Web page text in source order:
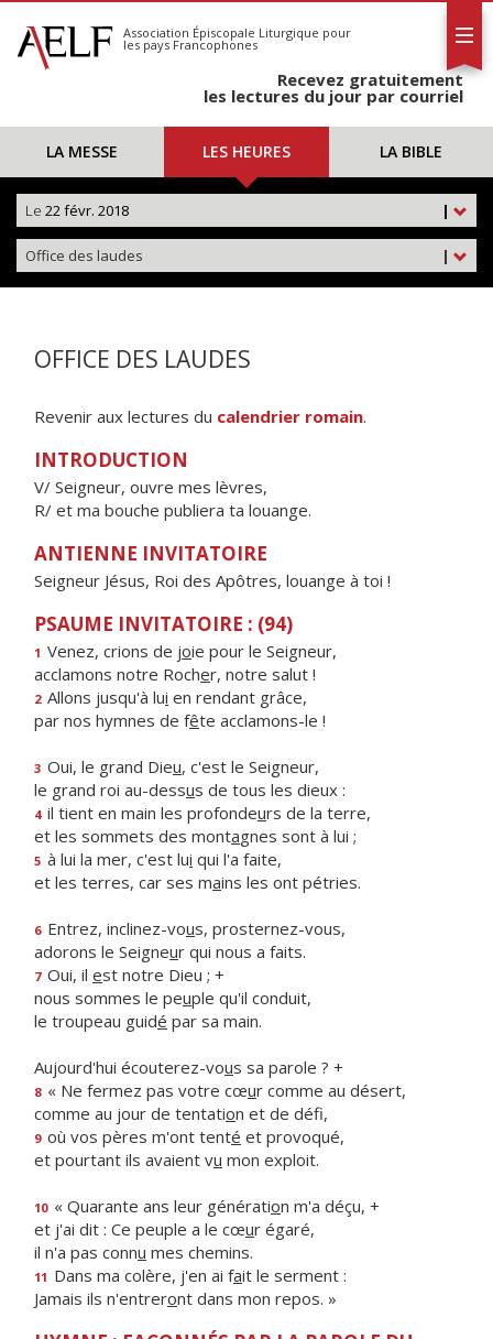
S'abonner
Calendrier
Association Épiscopale Liturgique pour
les pays Francophones
Recevez gratuitement
les lectures du jour par courriel
LA MESSE LES HEURES LA BIBLE
|
Le 22 févr. 2018
|
Office des laudes
OFFICE DES LAUDES
Revenir aux lectures du calendrier romain.
INTRODUCTION
V/ Seigneur, ouvre mes lèvres,
R/ et ma bouche publiera ta louange.
ANTIENNE INVITATOIRE
Seigneur Jésus, Roi des Apôtres, louange à toi !
PSAUME INVITATOIRE : (94)
1 Venez, crions de joie pour le Seigneur,
acclamons notre Rocher, notre salut !
2 Allons jusqu'à lui en rendant grâce,
par nos hymnes de fête acclamons-le !
3 Oui, le grand Dieu, c'est le Seigneur,
le grand roi au-dessus de tous les dieux :
4 il tient en main les profondeurs de la terre,
et les sommets des montagnes sont à lui ;
5 à lui la mer, c'est lui qui l'a faite,
et les terres, car ses mains les ont pétries.
6 Entrez, inclinez-vous, prosternez-vous,
adorons le Seigneur qui nous a faits.
7 Oui, il est notre Dieu ; +
nous sommes le peuple qu'il conduit,
le troupeau guidé par sa main.
Aujourd'hui écouterez-vous sa parole ? +
8 « Ne fermez pas votre cœur comme au désert,
comme au jour de tentation et de défi,
9 où vos pères m'ont tenté et provoqué,
et pourtant ils avaient vu mon exploit.
10 « Quarante ans leur génération m'a déçu, +
et j'ai dit : Ce peuple a le cœur égaré,
il n'a pas connu mes chemins.
11 Dans ma colère, j'en ai fait le serment :
Jamais ils n'entreront dans mon repos. »